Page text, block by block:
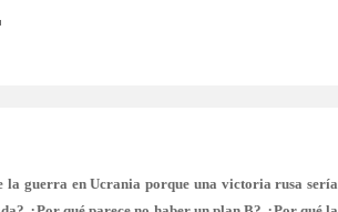
la guerra en Ucrania porque una victoria rusa sería